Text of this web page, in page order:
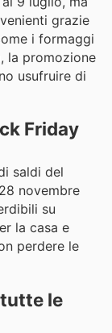
grazie
i formaggi
la promozione
usufruire di
Friday
saldi del
novembre
su
la casa e
perdere le
le